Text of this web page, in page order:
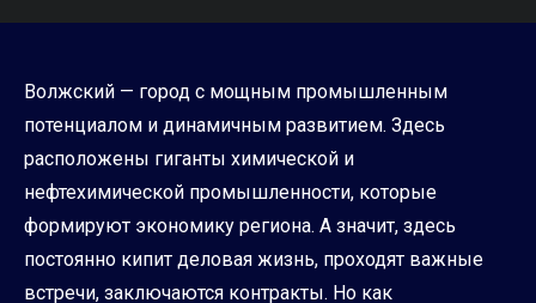
Волжский — город с мощным промышленным
потенциалом и динамичным развитием. Здесь
расположены гиганты химической и
нефтехимической промышленности, которые
формируют экономику региона. А значит, здесь
постоянно кипит деловая жизнь, проходят важные
встречи, заключаются контракты. Но как